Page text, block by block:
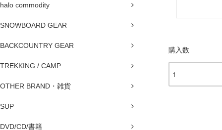
halo commodity
SNOWBOARD GEAR
BACKCOUNTRY GEAR
TREKKING / CAMP
OTHER BRAND・雑貨
SUP
DVD/CD/書籍
購入数